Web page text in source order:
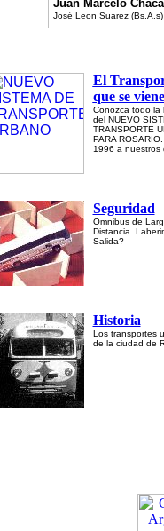
Juan Marcelo Chaca
José Leon Suarez (Bs.A.s)
El
que se viene
Conozca todo la
del NUEVO
TRANSPORTE
PARA
1996 a nuestros
Seguridad
Omnibus de
Distancia.
Salida?
Historia
Los transportes
de la ciudad de